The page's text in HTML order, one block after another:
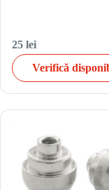
25 lei
Verifică